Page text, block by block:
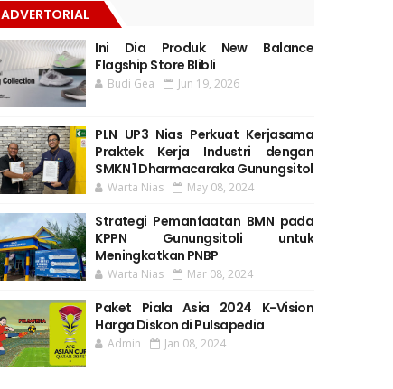
ADVERTORIAL
Ini Dia Produk New Balance
Flagship Store Blibli
Budi Gea Jun 19, 2026
PLN UP3 Nias Perkuat Kerjasama
Praktek Kerja Industri dengan
SMKN 1 Dharmacaraka Gunungsitol
Warta Nias May 08, 2024
Strategi Pemanfaatan BMN pada
KPPN Gunungsitoli untuk
Meningkatkan PNBP
Warta Nias Mar 08, 2024
Paket Piala Asia 2024 K-Vision
Harga Diskon di Pulsapedia
Admin Jan 08, 2024